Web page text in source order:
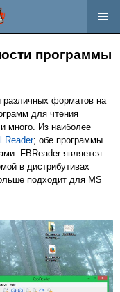
программы
различных форматов на
для чтения
много. Из наиболее
Reader; обе программы
FBReader является
в дистрибутивах
подходит для MS